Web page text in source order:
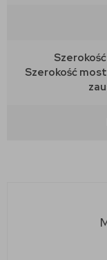
Szerokość